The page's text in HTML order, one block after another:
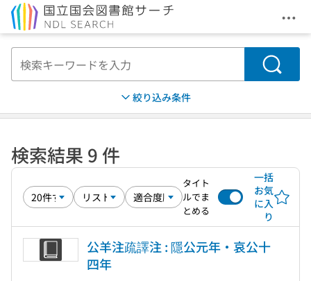
メ
検索
絞り込み条件
検索結果 9 件
タイト
ルでま
とめる
一括
お気
に入
り
公羊注疏譯注 : 隱公元年・哀公十
四年